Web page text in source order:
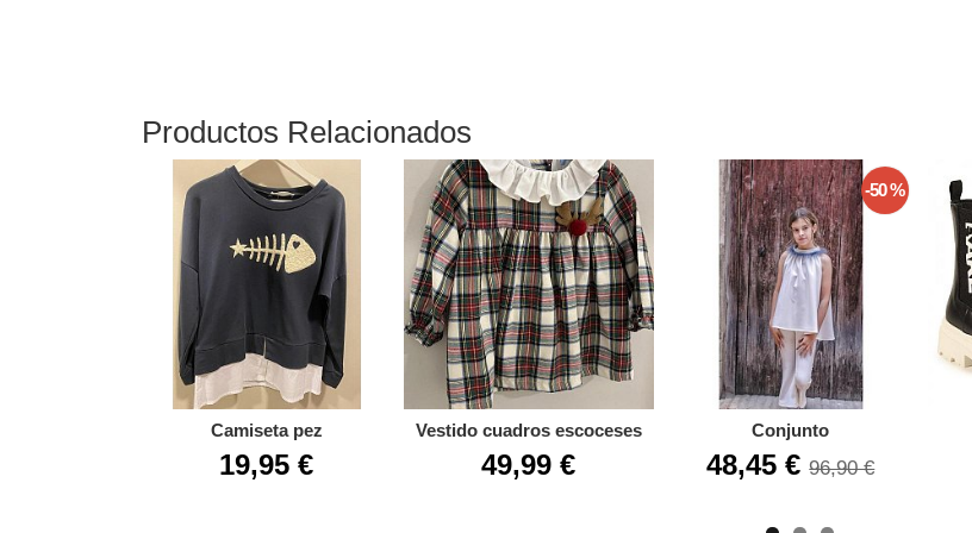
Productos Relacionados
Camiseta pez
19,95 €
Vestido cuadros escoceses
49,99 €
-50 %
Conjunto
48,45 €96,90 €